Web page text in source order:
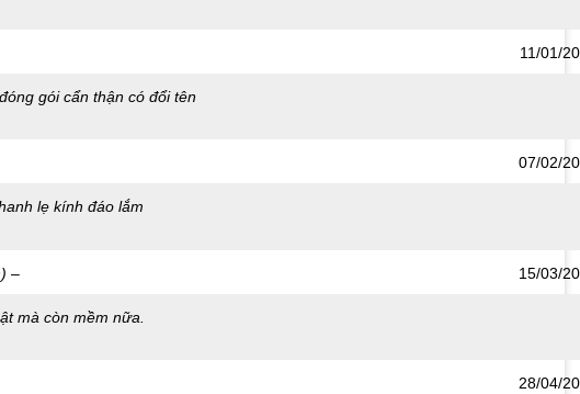
11/01/
gói cẩn thận có đổi tên
07/02/
lẹ kính đáo lắm
– 15/03/
mà còn mềm nữa.
28/04/